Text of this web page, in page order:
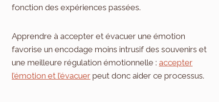
fonction des expériences passées.
Apprendre à accepter et évacuer une émotion
favorise un encodage moins intrusif des souvenirs et
une meilleure régulation émotionnelle : accepter
l’émotion et l’évacuer peut donc aider ce processus.